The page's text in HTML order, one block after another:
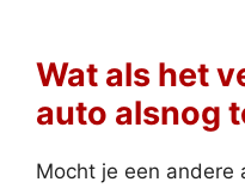
Wat als het
auto alsnog
Mocht je een andere